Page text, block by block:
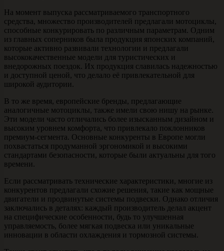
На момент выпуска рассматриваемого транспортного
средства, множество производителей предлагали мотоциклы,
способные конкурировать по различным параметрам. Одним
из главных соперников была продукция японских компаний,
которые активно развивали технологии и предлагали
высококачественные модели для туристических и
внедорожных поездок. Их продукция славилась надежностью
и доступной ценой, что делало её привлекательной для
широкой аудитории.
В то же время, европейские бренды, предлагающие
аналогичные мотоциклы, также имели свою нишу на рынке.
Эти модели часто отличались более изысканным дизайном и
высоким уровнем комфорта, что привлекало поклонников
премиум-сегмента. Основные конкуренты в Европе могли
похвастаться продуманной эргономикой и высокими
стандартами безопасности, которые были актуальны для того
времени.
Если рассматривать технические характеристики, многие из
конкурентов предлагали схожие решения, такие как мощные
двигатели и продвинутые системы подвески. Однако отличия
заключались в деталях: каждый производитель делал акцент
на специфические особенности, будь то улучшенная
управляемость, более мягкая подвеска или уникальные
инновации в области охлаждения и тормозной системы.